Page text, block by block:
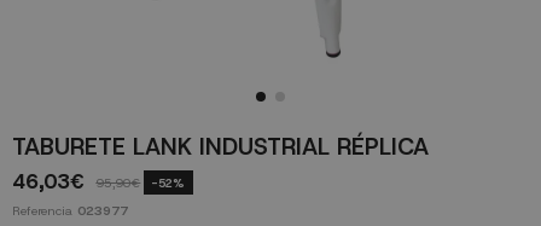
TABURETE LANK INDUSTRIAL RÉPLICA
46,03€ 95,90€ -52%
Referencia 023977